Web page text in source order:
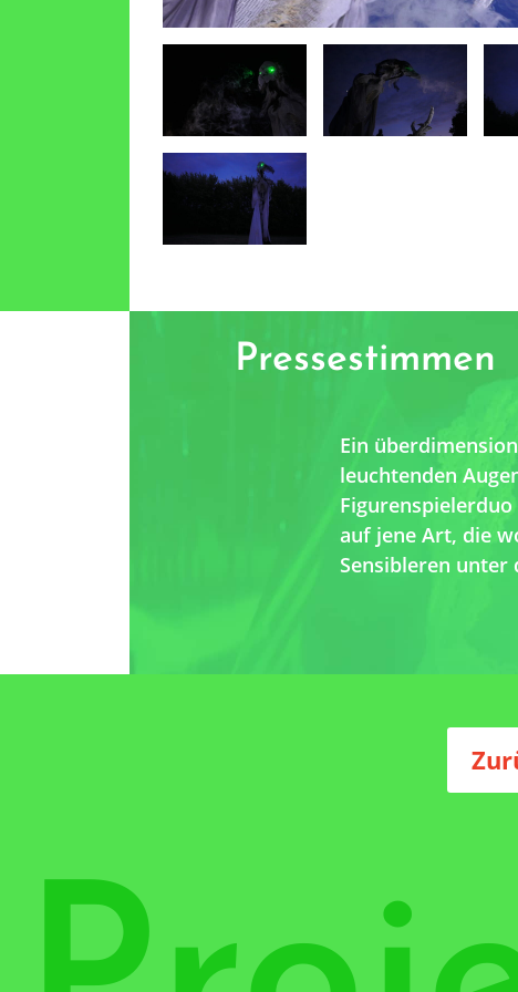
Pressestimmen
Ein
leuchtenden
auf jene Art, die
Sensibleren unter